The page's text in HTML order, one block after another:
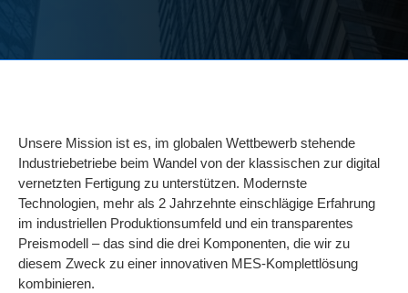
Unsere Mission ist es, im globalen Wettbewerb stehende
Industriebetriebe beim Wandel von der klassischen zur digital
vernetzten Fertigung zu unterstützen. Modernste
Technologien, mehr als 2 Jahrzehnte einschlägige Erfahrung
im industriellen Produktionsumfeld und ein transparentes
Preismodell – das sind die drei Komponenten, die wir zu
diesem Zweck zu einer innovativen MES-Komplettlösung
kombinieren.